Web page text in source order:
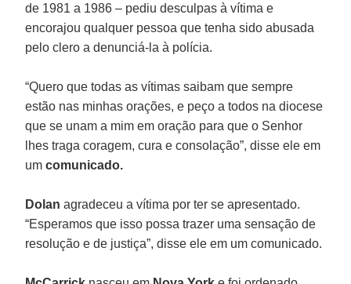
de 1981 a 1986 – pediu desculpas à vítima e
encorajou qualquer pessoa que tenha sido abusada
pelo clero a denunciá-la à polícia.
“Quero que todas as vítimas saibam que sempre
estão nas minhas orações, e peço a todos na diocese
que se unam a mim em oração para que o Senhor
lhes traga coragem, cura e consolação”, disse ele em
umcomunicado.
Dolan agradeceu a vítima por ter se apresentado.
“Esperamos que isso possa trazer uma sensação de
resolução e de justiça”, disse ele em um comunicado.